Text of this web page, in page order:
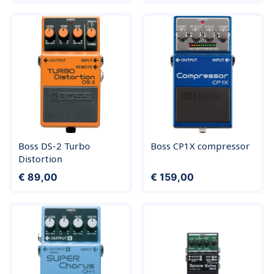
Boss DS-2 Turbo
Distortion
Prijs
€ 89,00
Boss CP1X compressor
Prijs
€ 159,00